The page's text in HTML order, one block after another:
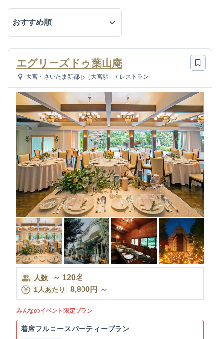
エグリーズドゥ葉山庵
大宮・さいたま新都心（大宮駅） / レストラン
人数 ～ 120名
1人あたり 8,800円 ～
みんなのイベント限定プラン
着席フルコースパーティープラン